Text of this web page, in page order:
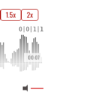
1.5x 2x
0 0 1 1
00:07